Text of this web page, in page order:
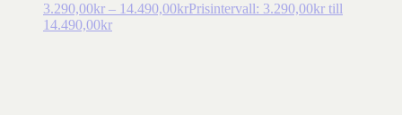
3.290,00kr – 14.490,00krPrisintervall: 3.290,00kr till
14.490,00kr